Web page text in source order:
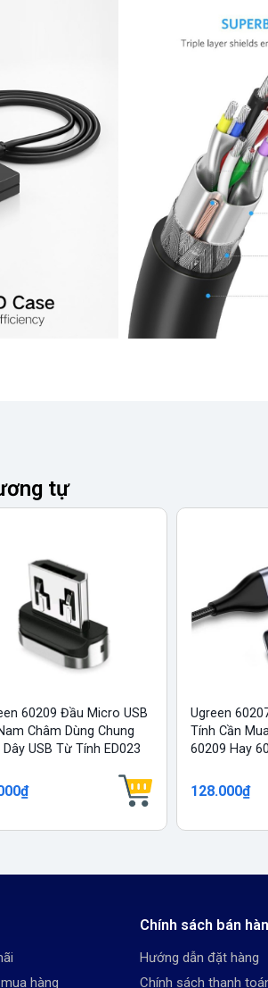
tự
60209 Đầu Micro USB
Châm Dùng Chung
Dây USB Từ Tính ED023
Ugreen
Tính Cần
60209 Hay
128.000₫
hàng
Chính sách bán
Hướng dẫn đặt hàng
Chính sách thanh